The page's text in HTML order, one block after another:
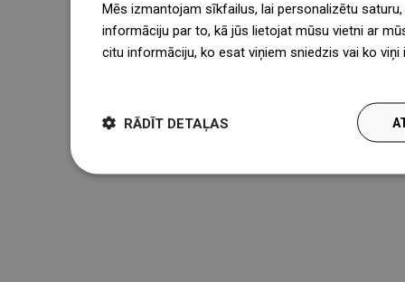
Mēs izmantojam sīkfailus, lai personalizētu
informāciju par to, kā jūs lietojat mūsu vietni ar
citu informāciju, ko esat viņiem sniedzis vai ko
RĀDĪT DETAĻAS